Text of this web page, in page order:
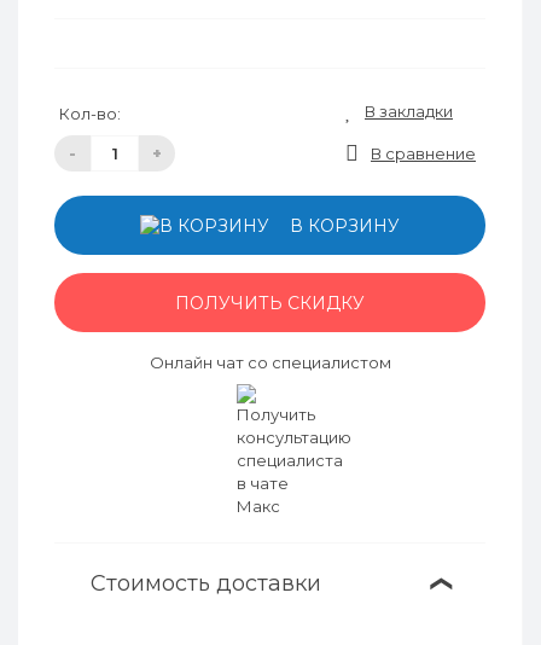
Кол-во:
- +
В закладки
В сравнение
В КОРЗИНУ
ПОЛУЧИТЬ СКИДКУ
Онлайн чат со специалистом
Стоимость доставки ❯